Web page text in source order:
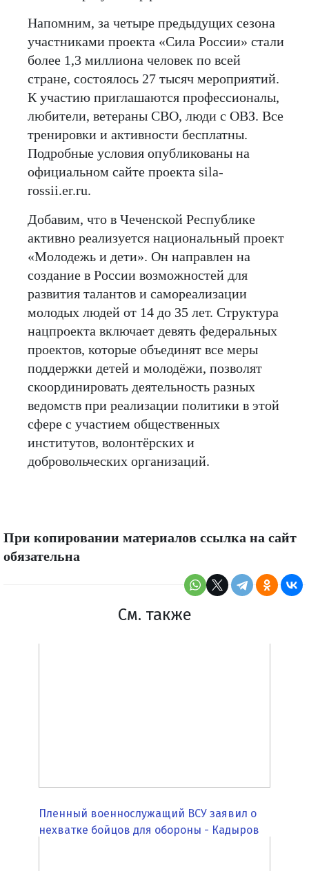
Напомним, за четыре предыдущих сезона
участниками проекта «Сила России» стали
более 1,3 миллиона человек по всей
стране, состоялось 27 тысяч мероприятий.
К участию приглашаются профессионалы,
любители, ветераны СВО, люди с ОВЗ. Все
тренировки и активности бесплатны.
Подробные условия опубликованы на
официальном сайте проекта sila-
rossii.er.ru.
Добавим, что в Чеченской Республике
активно реализуется национальный проект
«Молодежь и дети». Он направлен на
создание в России возможностей для
развития талантов и самореализации
молодых людей от 14 до 35 лет. Структура
нацпроекта включает девять федеральных
проектов, которые объединят все меры
поддержки детей и молодёжи, позволят
скоординировать деятельность разных
ведомств при реализации политики в этой
сфере с участием общественных
институтов, волонтёрских и
добровольческих организаций.
При копировании материалов ссылка на сайт
обязательна
См. также
Пленный военнослужащий ВСУ заявил о
нехватке бойцов для обороны - Кадыров